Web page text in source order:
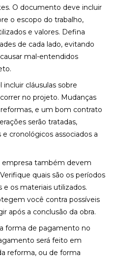
O documento deve incluir
o escopo do trabalho,
e valores. Defina
de cada lado, evitando
mal-entendidos
cláusulas sobre
no projeto. Mudanças
e um bom contrato
serão tratadas,
cronológicos associados a
empresa também devem
quais são os períodos
e os materiais utilizados.
você contra possíveis
após a conclusão da obra.
forma de pagamento no
será feito em
reforma, ou de forma